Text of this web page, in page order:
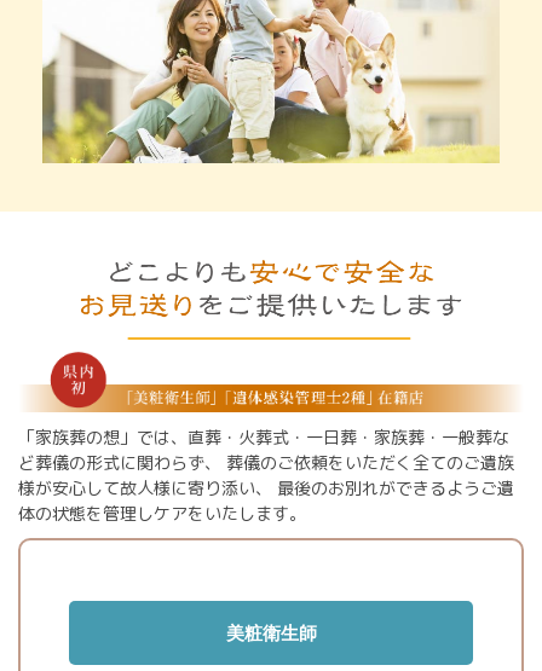
「家族葬の想」では、直葬・火葬式・一日葬・家族葬・一般葬な
ど葬儀の形式に関わらず、
葬儀のご依頼をいただく全てのご遺族
様が安心して故人様に寄り添い、
最後のお別れができるようご遺
体の状態を管理しケアをいたします。
美粧衛生師